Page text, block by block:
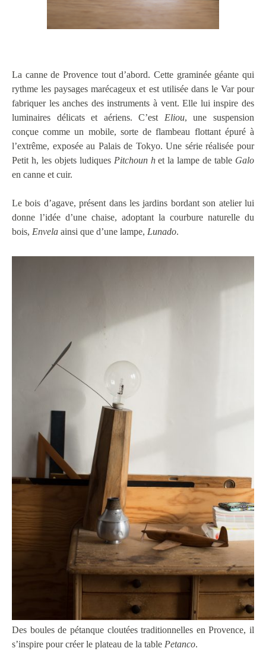
La canne de Provence tout d’abord. Cette graminée géante qui
rythme les paysages marécageux et est utilisée dans le Var pour
fabriquer les anches des instruments à vent. Elle lui inspire des
luminaires délicats et aériens. C’est Eliou, une suspension
conçue comme un mobile, sorte de flambeau flottant épuré à
l’extrême, exposée au Palais de Tokyo. Une série réalisée pour
Petit h, les objets ludiques Pitchoun het la lampe de table Galo
en canne et cuir.
Le bois d’agave, présent dans les jardins bordant son atelier lui
donne l’idée d’une chaise, adoptant la courbure naturelle du
bois, Envela ainsi que d’une lampe, Lunado.
Des boules de pétanque cloutées traditionnelles en Provence, il
s’inspire pour créer le plateau de la table Petanco.